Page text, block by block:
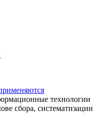
технологии
сбора, систематизации